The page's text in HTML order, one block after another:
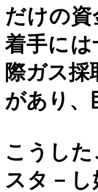
だけの
着手に
際ガス採
があり、
こうし
スタ－